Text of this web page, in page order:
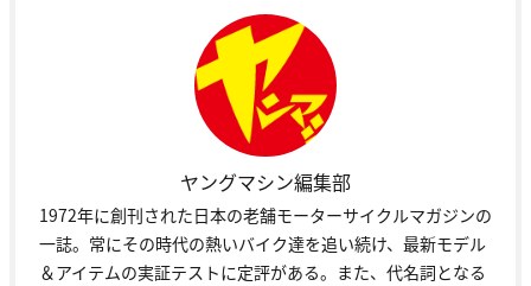
ヤングマシン編集部
1972年に創刊された日本の老舗モーターサイクルマガジンの
一誌。常にその時代の熱いバイク達を追い続け、最新モデル
＆アイテムの実証テストに定評がある。また、代名詞となる